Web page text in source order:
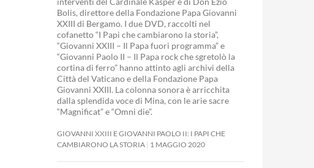
Bolis, direttore della Fondazione Papa Giovanni
XXIII di Bergamo. I due DVD, raccolti nel
cofanetto “I Papi che cambiarono la storia”,
“Giovanni XXIII – Il Papa fuori programma” e
“Giovanni Paolo II – Il Papa rock che sgretolò la
cortina di ferro” hanno attinto agli archivi della
Città del Vaticano e della Fondazione Papa
Giovanni XXIII. La colonna sonora è arricchita
dalla splendida voce di Mina, con le arie sacre
“Magnificat” e “Omni die”.
GIOVANNI XXIII E GIOVANNI PAOLO II: I PAPI CHE
CAMBIARONO LA STORIA 1 MAGGIO 2020